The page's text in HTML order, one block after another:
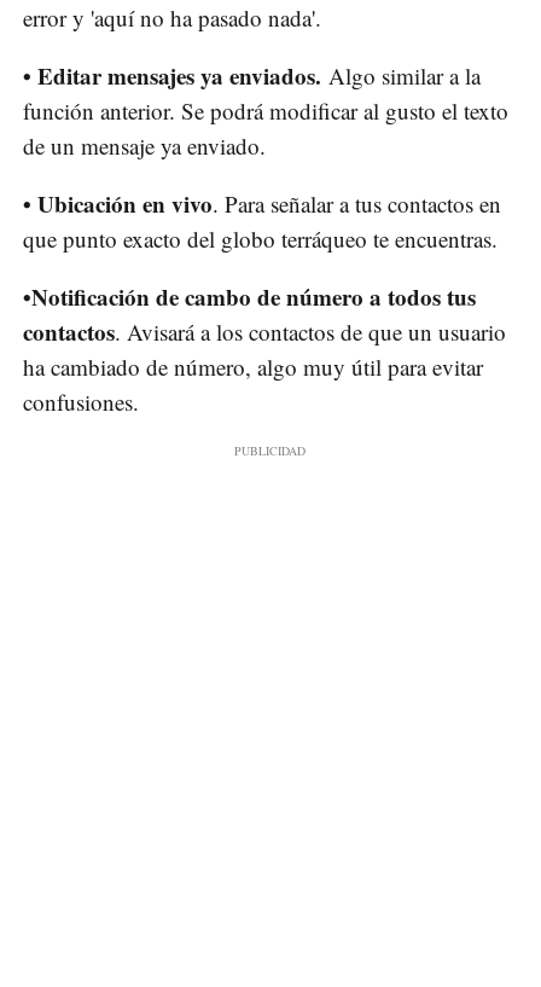
error y 'aquí no ha pasado nada'.
• Editar mensajes ya enviados. Algo similar a la
función anterior. Se podrá modificar al gusto el texto
de un mensaje ya enviado.
• Ubicación en vivo. Para señalar a tus contactos en
que punto exacto del globo terráqueo te encuentras.
•Notificación de cambo de número a todos tus
contactos. Avisará a los contactos de que un usuario
ha cambiado de número, algo muy útil para evitar
confusiones.